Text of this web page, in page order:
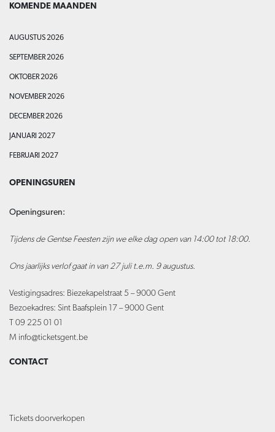
KOMENDE MAANDEN
AUGUSTUS 2026
SEPTEMBER 2026
OKTOBER 2026
NOVEMBER 2026
DECEMBER 2026
JANUARI 2027
FEBRUARI 2027
OPENINGSUREN
Openingsuren:
Tijdens de Gentse Feesten zijn we elke dag open van 14:00 tot 18:00.
Ons jaarlijks verlof gaat in van 27 juli t.e.m. 9 augustus.
Vestigingsadres: Biezekapelstraat 5 – 9000 Gent
Bezoekadres: Sint Baafsplein 17 – 9000 Gent
T 09 225 01 01
M info@ticketsgent.be
CONTACT
Tickets doorverkopen